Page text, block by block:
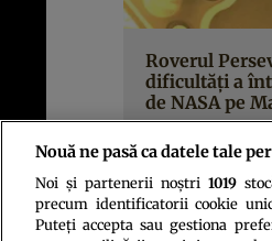
Roverul
dificultăți a
de NASA pe
Nouă ne pasă ca datele tale
Noi și partenerii noștri 1019
precum identificatorii cookie
Puteți accepta sau gestiona